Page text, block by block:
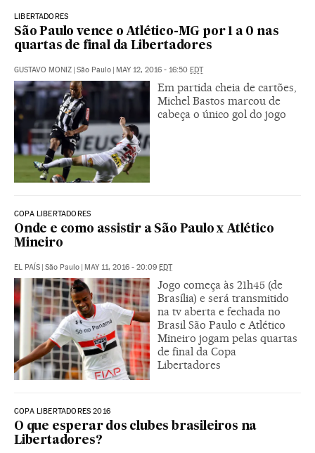
LIBERTADORES
São Paulo vence o Atlético-MG por 1 a 0 nas
quartas de final da Libertadores
GUSTAVO MONIZ | São Paulo | MAY 12, 2016 - 16:50 EDT
Em partida cheia de cartões,
Michel Bastos marcou de
cabeça o único gol do jogo
COPA LIBERTADORES
Onde e como assistir a São Paulo x Atlético
Mineiro
EL PAÍS | São Paulo | MAY 11, 2016 - 20:09 EDT
Jogo começa às 21h45 (de
Brasília) e será transmitido
na tv aberta e fechada no
Brasil São Paulo e Atlético
Mineiro jogam pelas quartas
de final da Copa
Libertadores
COPA LIBERTADORES 2016
O que esperar dos clubes brasileiros na
Libertadores?